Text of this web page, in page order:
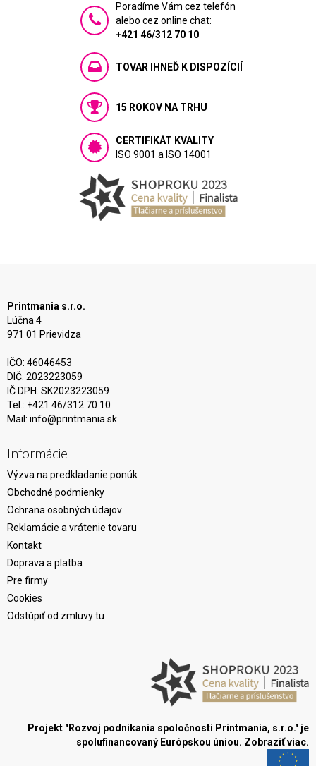
Poradíme Vám cez telefón
alebo cez online chat:
+421 46/312 70 10
TOVAR IHNEĎ K DISPOZÍCIÍ
15 ROKOV NA TRHU
CERTIFIKÁT KVALITY
ISO 9001 a ISO 14001
Printmania s.r.o.
Lúčna 4
971 01 Prievidza
IČO: 46046453
DIČ: 2023223059
IČ DPH: SK2023223059
Tel.: +421 46/312 70 10
Mail: info@printmania.sk
Informácie
Výzva na predkladanie ponúk
Obchodné podmienky
Ochrana osobných údajov
Reklamácie a vrátenie tovaru
Kontakt
Doprava a platba
Pre firmy
Cookies
Odstúpiť od zmluvy tu
Projekt "Rozvoj podnikania spoločnosti Printmania, s.r.o." je
spolufinancovaný Európskou úniou. Zobraziť viac.